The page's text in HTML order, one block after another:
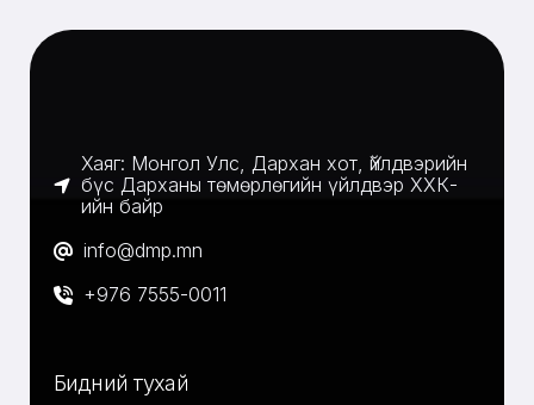
Хаяг: Монгол Улс, Дархан хот, Үйлдвэрийн
бүс Дарханы төмөрлөгийн үйлдвэр ХХК-
ийн байр
info@dmp.mn
+976 7555-0011
Бидний тухай